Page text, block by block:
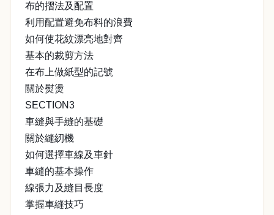
布的摺法及配置
利用配置避免布料的浪費
如何使花紋漂亮地對齊
基本的裁剪方法
在布上做紙型的記號
關於熨燙
SECTION3
車縫與手縫的基礎
關於縫紉機
如何選擇車線及車針
車縫的基本操作
線張力及縫目長度
掌握車縫技巧